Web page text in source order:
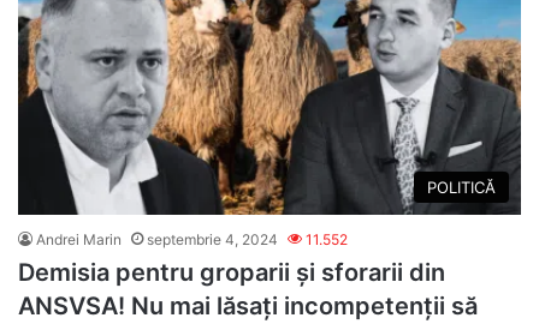
POLITICĂ
Andrei Marin septembrie 4, 2024 11.552
Demisia pentru groparii și sforarii din
ANSVSA! Nu mai lăsați incompetenții să